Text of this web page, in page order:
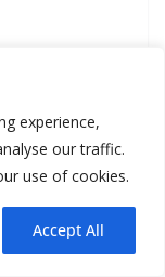
experience,
our traffic.
use of cookies.
Accept All